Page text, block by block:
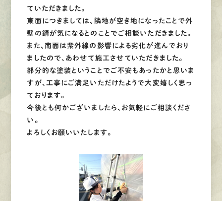
ていただきました。
東面につきましては、隣地が空き地になったことで外
壁の錆が気になるとのことでご相談いただきました。
また、南面は紫外線の影響による劣化が進んでおり
ましたので、あわせて施工させていただきました。
部分的な塗装ということでご不安もあったかと思いま
すが、工事にご満足いただけたようで大変嬉しく思っ
ております。
今後とも何かございましたら、お気軽にご相談くださ
い。
よろしくお願いいたします。